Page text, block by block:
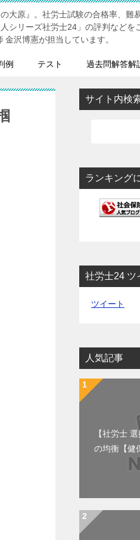
大原』。社労士試験の合格率、難
シリーズ社労士24」の評判などを
沢博憲が担当しています。
例 テスト 過去問解答解
サイト内検
ランキング
社労士24 ツ
ツイート
人気記事
【社労士
の均衡【健